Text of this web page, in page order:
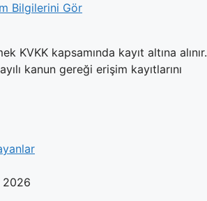
Bilgilerini Gör
KVKK kapsamında kayıt altına alınır.
kanun gereği erişim kayıtlarını
2026